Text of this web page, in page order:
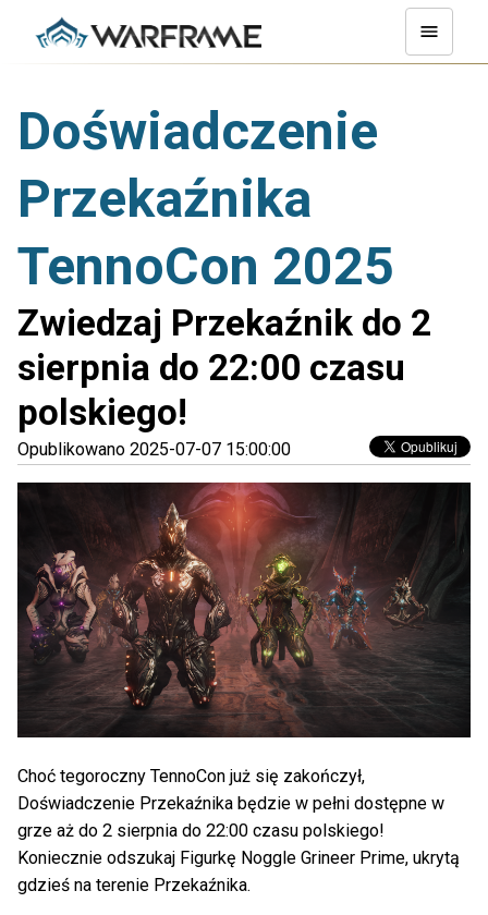
Doświadczenie
Przekaźnika
TennoCon 2025
Zwiedzaj Przekaźnik do 2
sierpnia do 22:00 czasu
polskiego!
Opublikowano 2025-07-07 15:00:00
Choć tegoroczny TennoCon już się zakończył,
Doświadczenie Przekaźnika będzie w pełni dostępne w
grze aż do 2 sierpnia do 22:00 czasu polskiego!
Koniecznie odszukaj Figurkę Noggle Grineer Prime, ukrytą
gdzieś na terenie Przekaźnika.